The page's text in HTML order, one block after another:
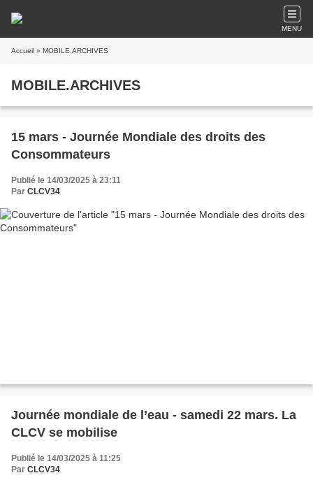
MENU
Accueil » MOBILE.ARCHIVES
MOBILE.ARCHIVES
15 mars - Journée Mondiale des droits des
Consommateurs
Publié le 14/03/2025 à 23:11
Par CLCV34
Journée mondiale de l’eau - samedi 22 mars. La
CLCV se mobilise
Publié le 14/03/2025 à 11:25
Par CLCV34